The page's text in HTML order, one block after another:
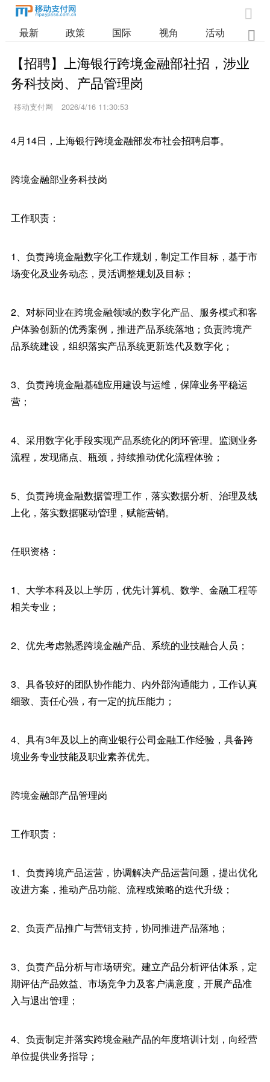

最新 政策 国际 视角 活动 业

【招聘】上海银行跨境金融部社招，涉业
务科技岗、产品管理岗
移动支付网 2026/4/16 11:30:53
4月14日，上海银行跨境金融部发布社会招聘启事。
跨境金融部业务科技岗
工作职责：
1、负责跨境金融数字化工作规划，制定工作目标，基于市
场变化及业务动态，灵活调整规划及目标；
2、对标同业在跨境金融领域的数字化产品、服务模式和客
户体验创新的优秀案例，推进产品系统落地；负责跨境产
品系统建设，组织落实产品系统更新迭代及数字化；
3、负责跨境金融基础应用建设与运维，保障业务平稳运
营；
4、采用数字化手段实现产品系统化的闭环管理。监测业务
流程，发现痛点、瓶颈，持续推动优化流程体验；
5、负责跨境金融数据管理工作，落实数据分析、治理及线
上化，落实数据驱动管理，赋能营销。
任职资格：
1、大学本科及以上学历，优先计算机、数学、金融工程等
相关专业；
2、优先考虑熟悉跨境金融产品、系统的业技融合人员；
3、具备较好的团队协作能力、内外部沟通能力，工作认真
细致、责任心强，有一定的抗压能力；
4、具有3年及以上的商业银行公司金融工作经验，具备跨
境业务专业技能及职业素养优先。
跨境金融部产品管理岗
工作职责：
1、负责跨境产品运营，协调解决产品运营问题，提出优化
改进方案，推动产品功能、流程或策略的迭代升级；
2、负责产品推广与营销支持，协同推进产品落地；
3、负责产品分析与市场研究。建立产品分析评估体系，定
期评估产品效益、市场竞争力及客户满意度，开展产品准
入与退出管理；
4、负责制定并落实跨境金融产品的年度培训计划，向经营
单位提供业务指导；